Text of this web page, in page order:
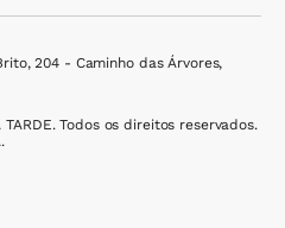
204 - Caminho das Árvores,
Todos os direitos reservados.